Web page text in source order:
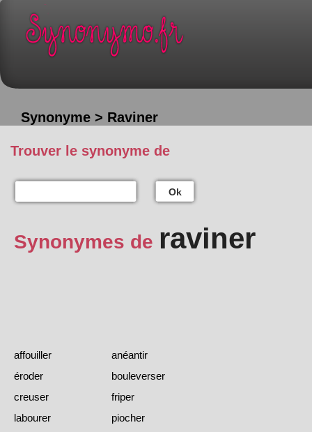
Synonyme > Raviner
Trouver le synonyme de
Ok
Synonymes de raviner
affouiller
anéantir
éroder
bouleverser
creuser
friper
labourer
piocher